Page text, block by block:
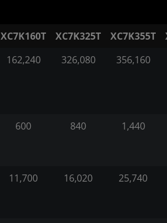
XC7K160T XC7K325T XC7K355T
162,240 326,080 356,160
600 840 1,440
11,700 16,020 25,740